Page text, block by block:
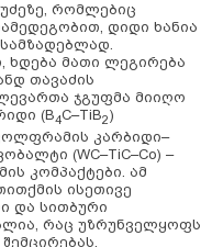
რომლებიც
დიდი ხანია
ხდება მათი ლეგირება
თავაძის
ჯგუფმა მიიღო
(B4C–TiB2)
კარბიდი–
(WC–TiC–Co) –
კომპაქტები. ამ
ისეთივე
და სითბური
რაც უზრუნველყოფს